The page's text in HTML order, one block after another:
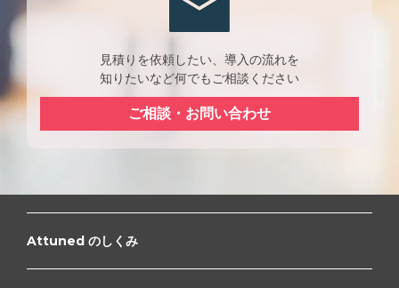
見積りを依頼したい、導入の流れを
知りたいなど何でもご相談ください
ご相談・お問い合わせ
Attuned のしくみ